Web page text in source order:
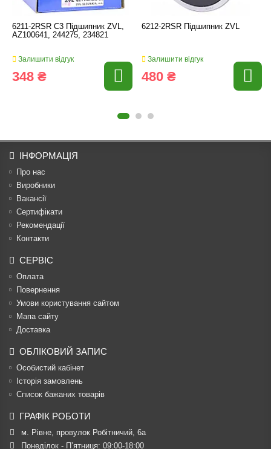
6211-2RSR C3 Підшипник ZVL,
AZ100641, 244275, 234821
Залишити відгук
348 ₴
6212-2RSR Підшипник ZVL
Залишити відгук
480 ₴
ІНФОРМАЦІЯ
Про нас
Виробники
Вакансії
Сертифікати
Рекомендації
Контакти
СЕРВІС
Оплата
Повернення
Умови користування сайтом
Мапа сайту
Доставка
ОБЛІКОВИЙ ЗАПИС
Особистий кабінет
Історія замовлень
Список бажаних товарів
ГРАФІК РОБОТИ
м. Рівне, провулок Робітничий, 6а
Понеділок - П’ятниця: 09:00-18:00